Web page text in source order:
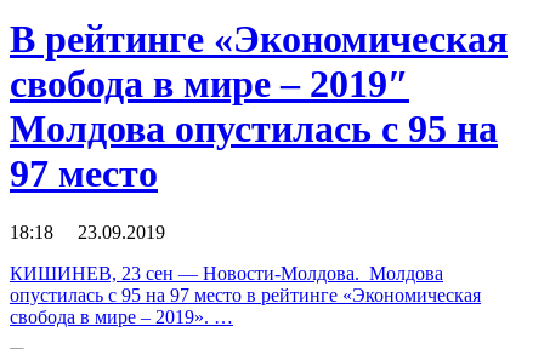
В рейтинге «Экономическая
свобода в мире – 2019″
Молдова опустилась с 95 на
97 место
18:18 23.09.2019
КИШИНЕВ, 23 сен — Новости-Молдова. Молдова
опустилась с 95 на 97 место в рейтинге «Экономическая
свобода в мире – 2019». …